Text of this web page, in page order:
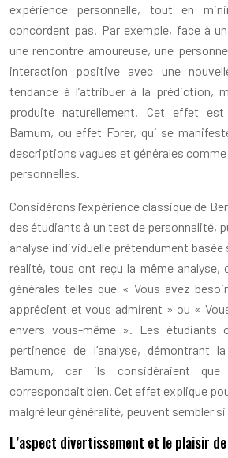
expérience personnelle, tout en
concordent pas. Par exemple, face à
une rencontre amoureuse, une
interaction positive avec une
tendance à l’attribuer à la prédiction,
produite naturellement. Cet effet est
Barnum, ou effet Forer, qui se
descriptions vagues et générales
personnelles.
Considérons l’expérience classique de
des étudiants à un test de personnalité,
analyse individuelle prétendument basée
réalité, tous ont reçu la même analyse,
générales telles que « Vous avez
apprécient et vous admirent » ou «
envers vous-même ». Les étudiants
pertinence de l’analyse, démontrant
Barnum, car ils considéraient
correspondait bien. Cet effet explique
malgré leur généralité, peuvent sembler
L’aspect divertissement et le plaisir